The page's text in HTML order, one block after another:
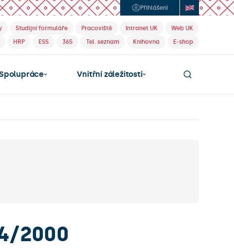
Přihlášení
Studijní formuláře Pracoviště Intranet UK
Web UK
HRP ESS 365 Tel. seznam Knihovna E-shop
Vnitřní záležitosti
2000